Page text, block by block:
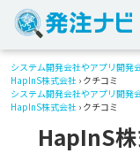
システム開発会社やアプリ開発
HapInS株式会社 › クチコミ
システム開発会社やアプリ開発
HapInS株式会社 › クチコミ
HapInS